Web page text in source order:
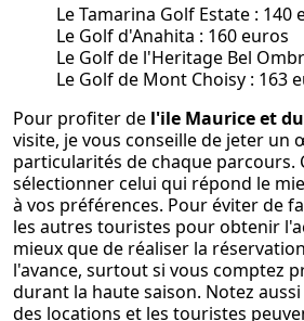
Le Tamarina Golf Estate : 140
Le Golf d'Anahita : 160 euros
Le Golf de l'Heritage Bel
Le Golf de Mont Choisy : 163
Pour profiter de l'ile Maurice et
visite, je vous conseille de jeter un
particularités de chaque parcours.
sélectionner celui qui répond le
à vos préférences. Pour éviter de
les autres touristes pour obtenir
mieux que de réaliser la
l'avance, surtout si vous comptez
durant la haute saison. Notez
des locations et les touristes